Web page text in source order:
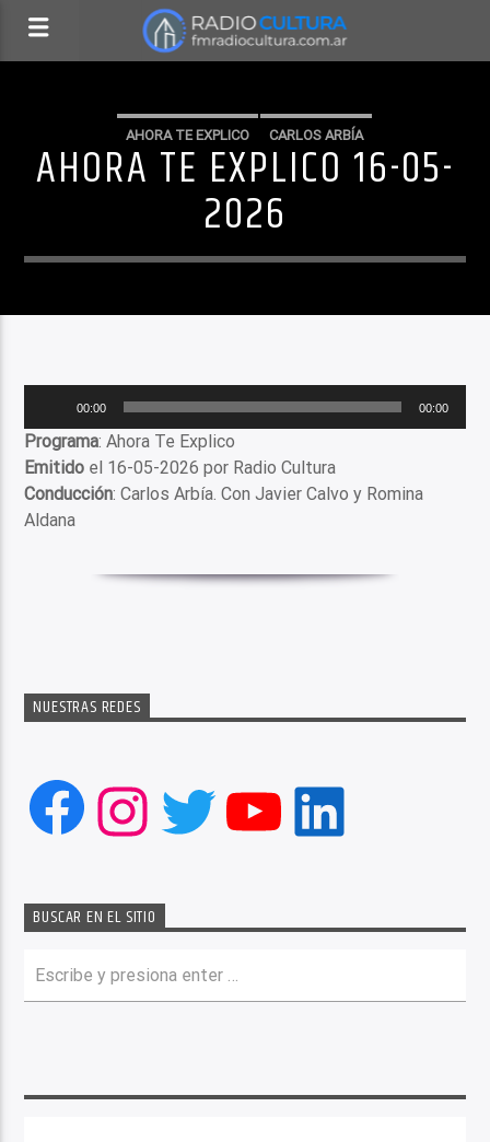
AHORA TE EXPLICO CARLOS ARBÍA
AHORA TE EXPLICO 16-05-
2026
audio
00:00 00:00
Programa: Ahora Te Explico
Emitido el 16-05-2026 por Radio Cultura
Conducción: Carlos Arbía. Con Javier Calvo y Romina
Aldana
NUESTRAS REDES
Facebook
Instagram
Twitter
YouTube
LinkedIn
BUSCAR EN EL SITIO